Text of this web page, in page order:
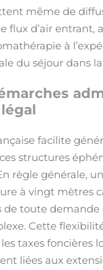
même de
flux d’air entrant,
à
du séjour dans
facilite
structures
règle générale,
à vingt mètres
de toute demande
Cette
taxes foncières
liées aux